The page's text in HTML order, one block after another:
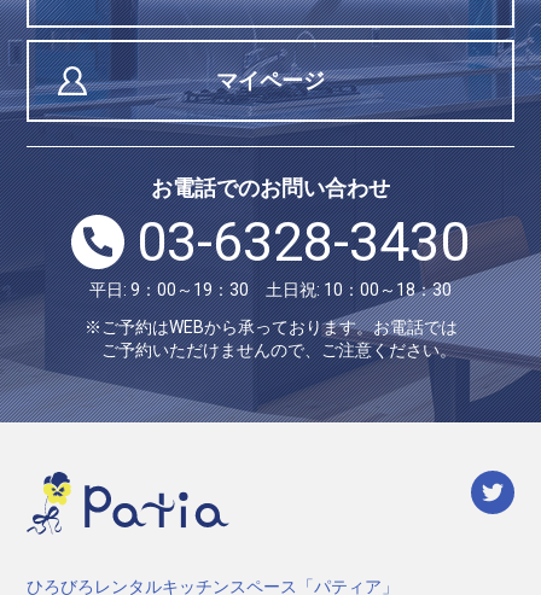
マイページ
お電話でのお問い合わせ
03-6328-3430
平日: 9：00～19：30 土日祝: 10：00～18：30
※ご予約はWEBから承っております。お電話では
ご予約いただけませんので、ご注意ください。
ひろびろレンタルキッチンスペース「パティア」